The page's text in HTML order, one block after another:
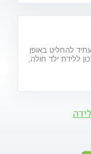
להחליט באופן
ללידת ילד חולה,